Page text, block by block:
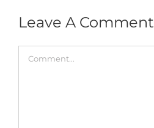
Leave A Comment